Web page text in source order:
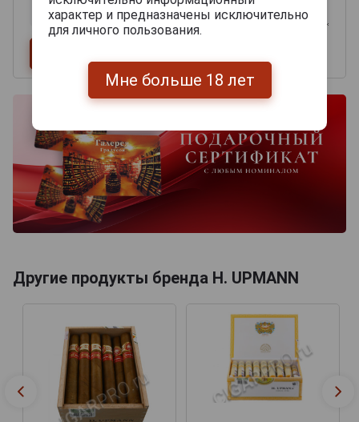
Другие продукты бренда H. UPMANN
характер и предназначены исключительно
для личного пользования.
Мне больше 18 лет